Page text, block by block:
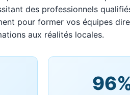
des professionnels
pour former vos équipes
aux réalités locales.